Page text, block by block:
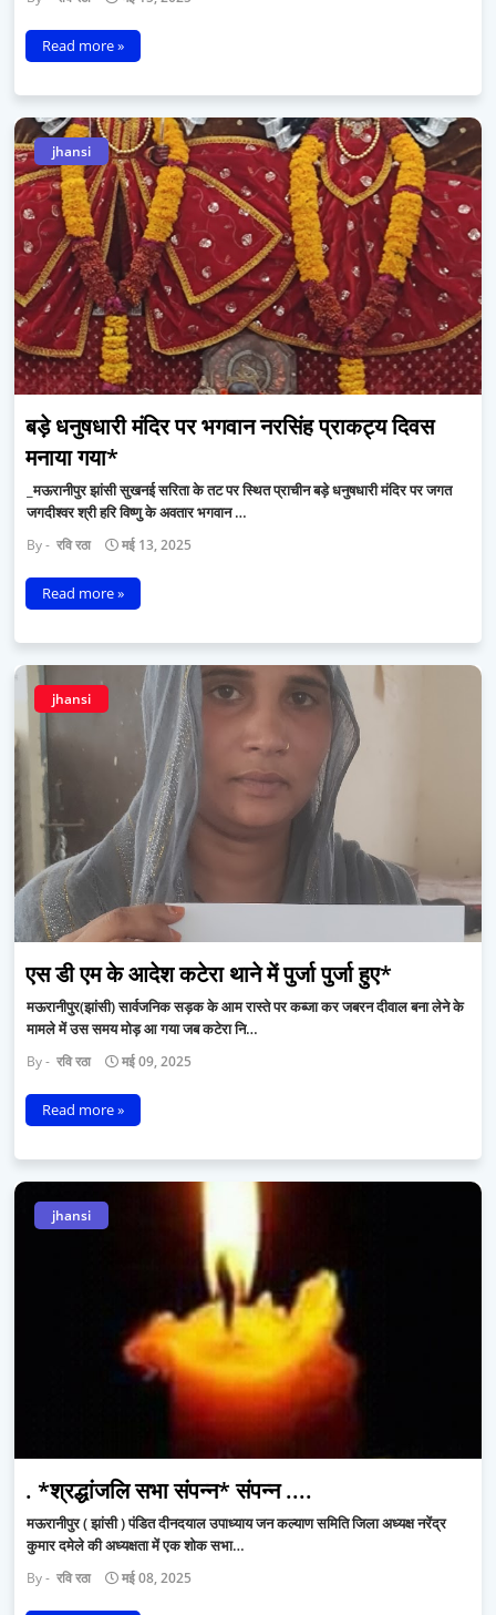
Read more »
jhansi
बड़े धनुषधारी मंदिर पर भगवान नरसिंह प्राकट्य दिवस
मनाया गया*
_मऊरानीपुर झांसी सुखनई सरिता के तट पर स्थित प्राचीन बड़े धनुषधारी मंदिर पर जगत
जगदीश्वर श्री हरि विष्णु के अवतार भगवान …
रवि रठा मई 13, 2025
Read more »
jhansi
एस डी एम के आदेश कटेरा थाने में पुर्जा पुर्जा हुए*
मऊरानीपुर(झांसी) सार्वजनिक सड़क के आम रास्ते पर कब्जा कर जबरन दीवाल बना लेने के
मामले में उस समय मोड़ आ गया जब कटेरा नि…
रवि रठा मई 09, 2025
Read more »
jhansi
. *श्रद्धांजलि सभा संपन्न* संपन्न ....
मऊरानीपुर ( झांसी ) पंडित दीनदयाल उपाध्याय जन कल्याण समिति जिला अध्यक्ष नरेंद्र
कुमार दमेले की अध्यक्षता में एक शोक सभा…
रवि रठा मई 08, 2025